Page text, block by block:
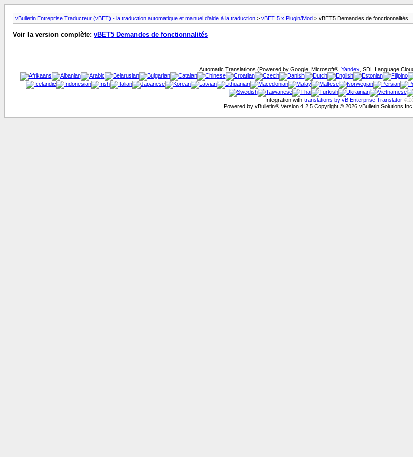
vBulletin Entreprise Traducteur (vBET) - la traduction automatique et manuel d'aide à la traduction > vBET 5.x Plugin/Mod > vBET5 Demandes de fonctionnalités
Voir la version complète: vBET5 Demandes de fonctionnalités
Automatic Translations (Powered by Google, Microsoft®, Yandex , SDL Language
Integration with translations by vB Enterprise Translator
Powered by vBulletin® Version 4.2.5 Copyright © 2026 vBulletin Solutions